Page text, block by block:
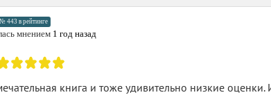
№ 443 в рейтинге
мнением 1 год назад
книга и тоже удивительно низкие оценки.